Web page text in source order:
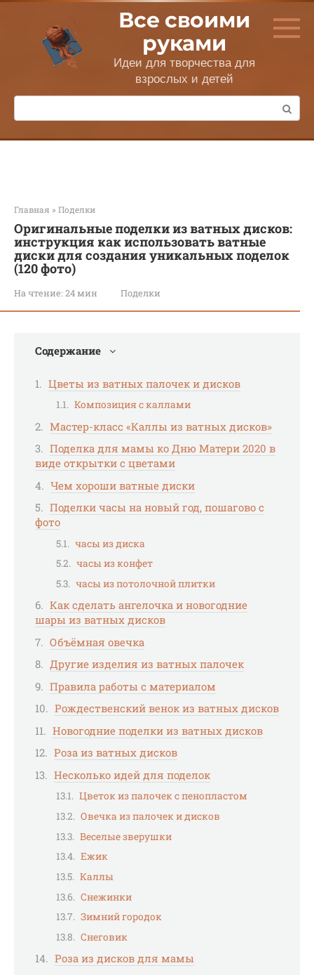
Перейти
контенту
Все своими
руками
Идеи для творчества для
взрослых и детей
Поиск:
Главная » Поделки
Оригинальные поделки из ватных дисков:
инструкция как использовать ватные
диски для создания уникальных поделок
(120 фото)
На чтение: 24 мин Поделки
Содержание
Цветы из ватных палочек и дисков
Композиция с каллами
Мастер-класс «Каллы из ватных дисков»
Поделка для мамы ко Дню Матери 2020 в
виде открытки с цветами
Чем хороши ватные диски
Поделки часы на новый год, пошагово с
фото
часы из диска
часы из конфет
часы из потолочной плитки
Как сделать ангелочка и новогодние
шары из ватных дисков
Объёмная овечка
Другие изделия из ватных палочек
Правила работы с материалом
Рождественский венок из ватных дисков
Новогодние поделки из ватных дисков
Роза из ватных дисков
Несколько идей для поделок
Цветок из палочек с пенопластом
Овечка из палочек и дисков
Веселые зверушки
Ежик
Каллы
Снежинки
Зимний городок
Снеговик
Роза из дисков для мамы